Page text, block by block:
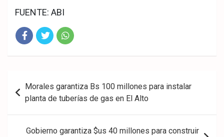
FUENTE: ABI
ook
pp
Navegación
de
entradas
Morales garantiza Bs 100 millones para instalar
planta de tuberías de gas en El Alto
Gobierno garantiza $us 40 millones para construir